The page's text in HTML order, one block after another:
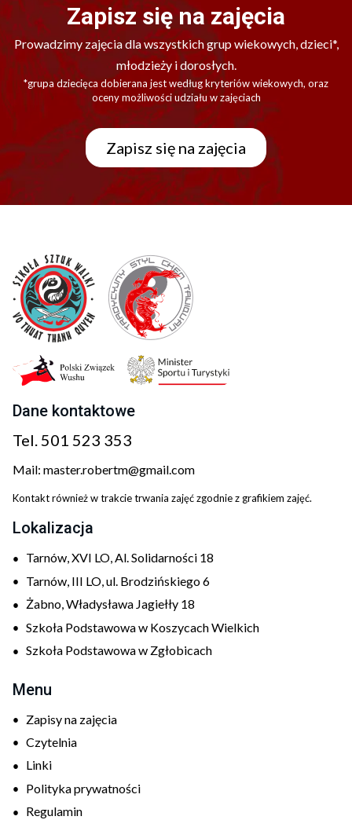
Zapisz się na zajęcia
Prowadzimy zajęcia dla wszystkich grup wiekowych, dzieci*,
młodzieży i dorosłych.
*grupa dziecięca dobierana jest według kryteriów wiekowych, oraz
oceny możliwości udziału w zajęciach
Zapisz się na zajęcia
Dane kontaktowe
Tel.501 523 353
Mail: master.robertm@gmail.com
Kontakt również w trakcie trwania zajęć zgodnie z grafikiem zajęć.
Lokalizacja
Tarnów, XVI LO, Al. Solidarności 18
Tarnów, III LO, ul. Brodzińskiego 6
Żabno, Władysława Jagiełły 18
Szkoła Podstawowa w Koszycach Wielkich
Szkoła Podstawowa w Zgłobicach
Menu
Zapisy na zajęcia
Czytelnia
Linki
Polityka prywatności
Regulamin